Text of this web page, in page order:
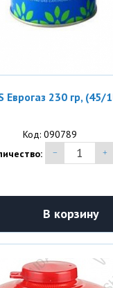
Еврогаз 230 гр, (45/
Код: 090789
В корзину